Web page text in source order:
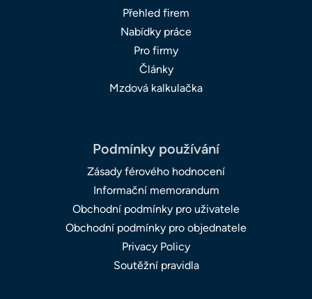
Přehled firem
Nabídky práce
Pro firmy
Články
Mzdová kalkulačka
Podmínky používání
Zásady férového hodnocení
Informační memorandum
Obchodní podmínky pro uživatele
Obchodní podmínky pro objednatele
Privacy Policy
Soutěžní pravidla